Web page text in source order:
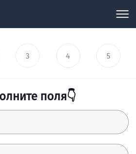
3 4 5
поля👇